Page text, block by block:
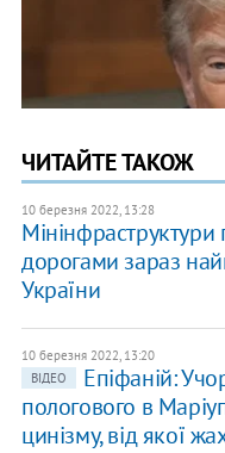
ЧИТАЙТЕ ТАКОЖ
10 березня 2022, 13:28
дорогами зараз
України
10 березня 2022, 13:20
ВІДЕО
Епіфаній:
пологового в
цинізму, від якої